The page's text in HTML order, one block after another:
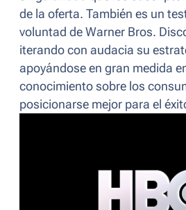
de la oferta. También es un
voluntad de Warner Bros.
iterando con audacia su
apoyándose en gran medida
conocimiento sobre los
posicionarse mejor para el